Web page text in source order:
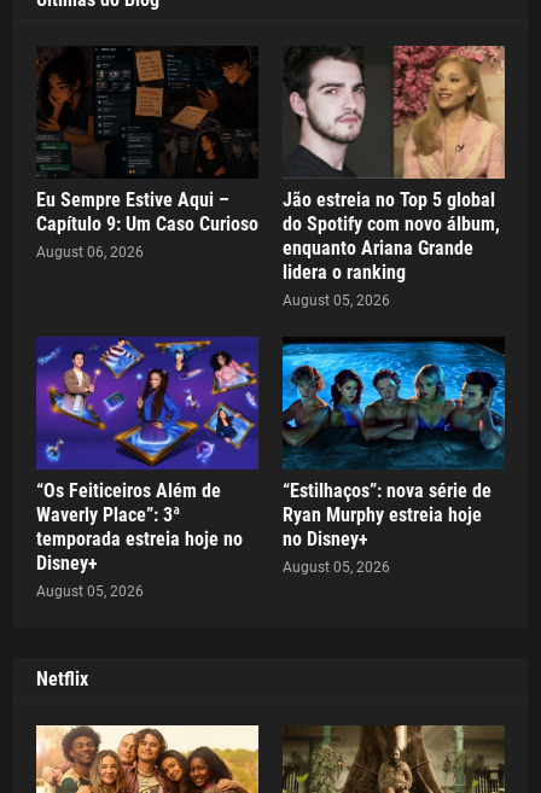
Eu Sempre Estive Aqui –
Capítulo 9: Um Caso Curioso
August 06, 2026
Jão estreia no Top 5 global
do Spotify com novo álbum,
enquanto Ariana Grande
lidera o ranking
August 05, 2026
“Os Feiticeiros Além de
Waverly Place”: 3ª
temporada estreia hoje no
Disney+
August 05, 2026
“Estilhaços”: nova série de
Ryan Murphy estreia hoje
no Disney+
August 05, 2026
Netflix